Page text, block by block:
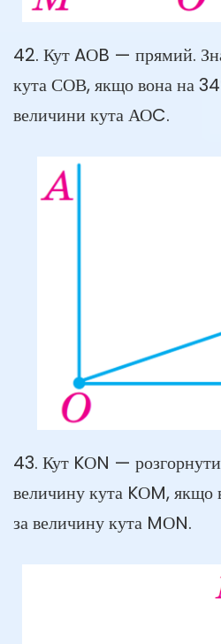
42. Кут AОB — прямий.
кута СОВ, якщо вона на
величини кута АОC.
43. Кут KОN —
величину кута KОM, якщо
за величину кута MОN.